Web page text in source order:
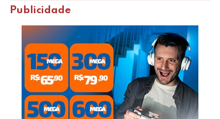
Publicidade